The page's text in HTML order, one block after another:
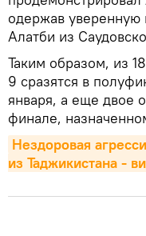
одержав уверенную
Алатби из
Таким образом, из
9 сразятся в
января, а еще двое
финале,
Нездоровая
из Таджикистана -